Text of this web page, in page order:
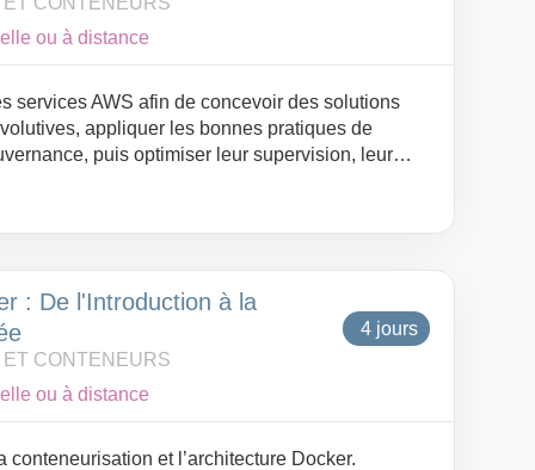
ou à distance
services AWS afin de concevoir des solutions
appliquer les bonnes pratiques de
puis optimiser leur supervision, leur
: De l'Introduction à la
CONTENEURS
4 jours
ou à distance
conteneurisation et l’architecture Docker.